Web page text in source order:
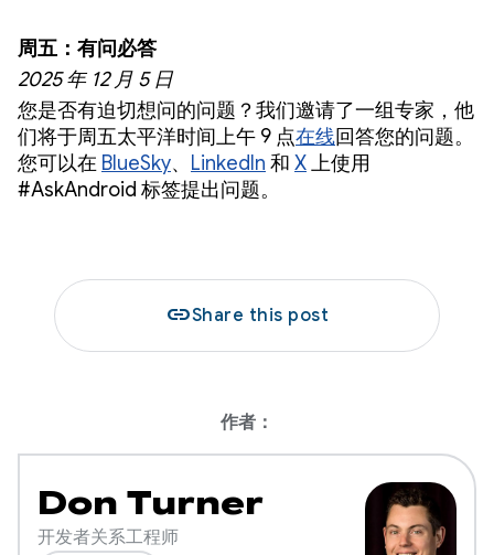
周五：有问必答
2025 年 12 月 5 日
您是否有迫切想问的问题？我们邀请了一组专家，他
们将于周五太平洋时间上午 9 点在线回答您的问题。
您可以在 BlueSky、 LinkedIn 和 X上使用
#AskAndroid 标签提出问题。
linkShare this post
作者：
Don Turner
开发者关系工程师